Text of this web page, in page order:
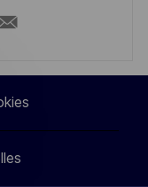
par
e-
mail